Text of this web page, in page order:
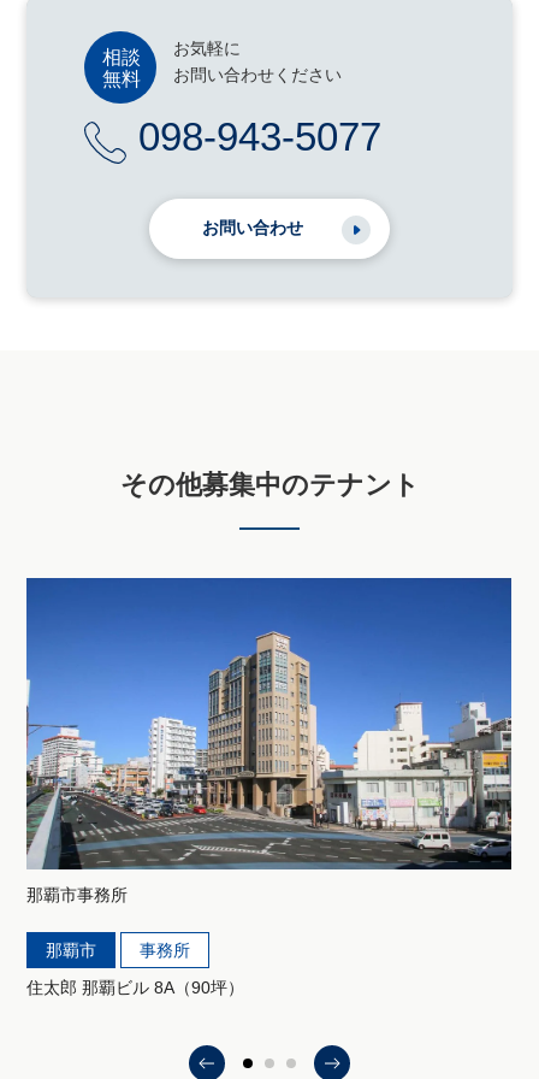
お気軽に
お問い合わせください
098-943-5077
お問い合わせ
その他募集中のテナント
那覇市事務所
那覇市
事務所
住太郎 那覇ビル 8A（90坪）